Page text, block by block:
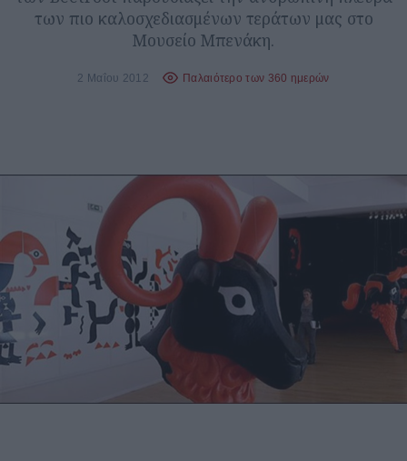
των πιο καλοσχεδιασμένων τεράτων μας στο
Μουσείο Μπενάκη.
2 Μαΐου 2012 Παλαιότερο των 360 ημερών